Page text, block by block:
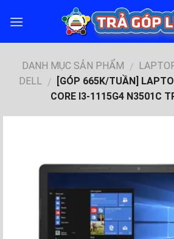
DANH MỤC SẢN PHẨM /
DELL /
[GÓP 665K/TUẦN]
CORE I3-1115G4 N3501C